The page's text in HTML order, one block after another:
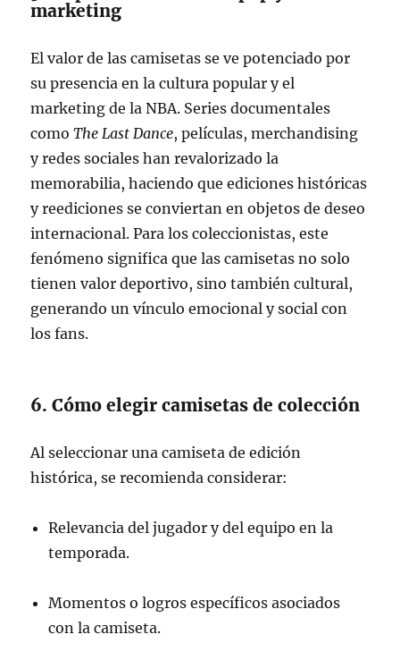
marketing
El valor de las camisetas se ve potenciado por
su presencia en la cultura popular y el
marketing de la NBA. Series documentales
comoThe Last Dance, películas, merchandising
y redes sociales han revalorizado la
memorabilia, haciendo que ediciones históricas
y reediciones se conviertan en objetos de deseo
internacional. Para los coleccionistas, este
fenómeno significa que las camisetas no solo
tienen valor deportivo, sino también cultural,
generando un vínculo emocional y social con
los fans.
6. Cómo elegir camisetas de colección
Al seleccionar una camiseta de edición
histórica, se recomienda considerar:
Relevancia del jugador y del equipo en la
temporada.
Momentos o logros específicos asociados
con la camiseta.